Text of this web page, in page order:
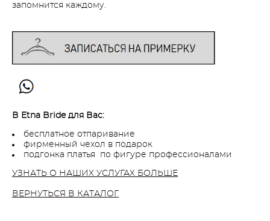
запомнится каждому.
В Etna Bride для Вас:
бесплатное отпаривание
фирменный чехол в подарок
подгонка платья по фигуре профессионалами
УЗНАТЬ О НАШИХ УСЛУГАХ БОЛЬШЕ
ВЕРНУТЬСЯ В КАТАЛОГ